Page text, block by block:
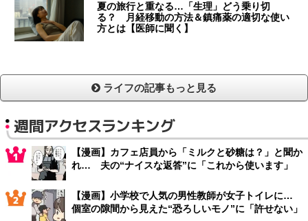
夏の旅行と重なる…「生理」どう乗り切
る？ 月経移動の方法＆鎮痛薬の適切な使い
方とは【医師に聞く】
ライフの記事もっと見る
週間アクセスランキング
【漫画】カフェ店員から「ミルクと砂糖は？」と聞か
れ… 夫の“ナイスな返答”に「これから使います」
【漫画】小学校で人気の男性教師が女子トイレに…
個室の隙間から見えた“恐ろしいモノ”に「許せない」